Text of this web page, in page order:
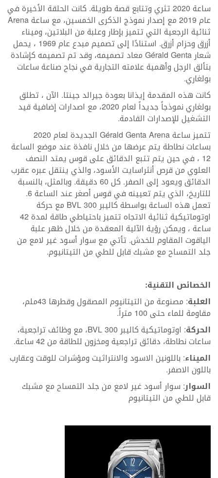
ساعة 2020 تثري وتتابع قصة طويلة. كانت الحلقة الأخيرة في
عام 2019 مع إصدار نموذج الذكرى الخمسين، مع ساعة Arena
ثنائية الرجعية التي تتميز بإطار وعلبة من البلاتين، وميناء
أزرق وحزام أزرق. استنادًا إلى تصميم مبدع عام 1969 ، يحمل
شعار Gérald Genta معاد تصميمه، وقد تم تصميمه كإشادة
بتألق الرجل وأهمية علامته التجارية في نجاح صناعة ساعات
بولغاري.
كانت هذه المقدمة إيذانا بعودة جيرالد جينتا. الآن ، تطلق
بولغاري نموذجاً جديداً لعام 2020، مع اصدارات إضافية قيد
التشغيل للإصدارات القادمة.
تتميز ساعة Gérald Genta Arena الجديدة لعام 2020
بساعات نطاطة يتم عرضها من خلال نافذة عند موضع الساعة
12 ، في حين يتم تتبع الدقائق على قوس يمتد النصف
العلوي من قرص أنثراسايت الأسود، والذي ينتقل عبره عقرب
الدقائق ويعود إلى الصفر. كل 60 دقيقة. وبالمثل، بالنسبة
للتاريخ، الذي يتم تعيينه في قوس أصغر عند الساعة 6.
تعمل هذه الساعة بواسطة كاليبر BVL 300 مع حركة
اوتوماتيكية ثنائية الاتجاه تتميز باحتياطي طاقة لمدة 42
ساعة ، ويمكن رؤية الآلية المعقدة من خلال ظهر علبة
الياقوت المقاوم للخدش. تأتي مع سوار أسود غير لامع من
جلد التمساح مع مشبك قابل للطي من التيتانيوم.
الخصائص التقنية:
العلبة
: مصنوعة من التيتانيوم المصقول وقطرها 43ملم،
مقاومة للماء حتى 100 متراً.
الحركة
: اوتوماتيكية كاليبر BVL 300، مع وظائف تراجعية،
ساعات نطاطة، دقائق تراجعية ومخزون للطاقة من 42 ساعة.
الميناء: باللونين الاسود والانتراثيت ومؤشرات للوقت وعقارب
باللون الاصفر.
السوار: سوار أسود غير لامع من جلد التمساح مع مشبك
قابل للطي من التيتانيوم